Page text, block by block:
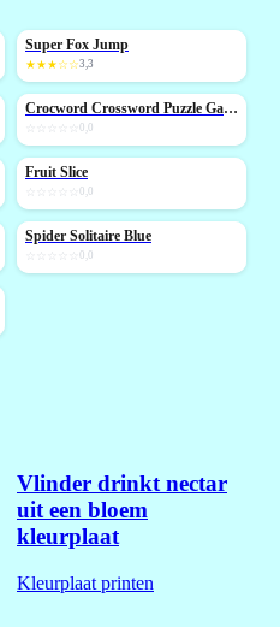
Super Fox Jump
★★★☆☆3,3
NIEUW Crocword Crossword Puzzle Game
0,0
NIEUW
Fruit Slice
0,0
NIEUW
Spider Solitaire Blue
0,0
Vlinder drinkt nectar
uit een bloem
kleurplaat
Kleurplaat printen